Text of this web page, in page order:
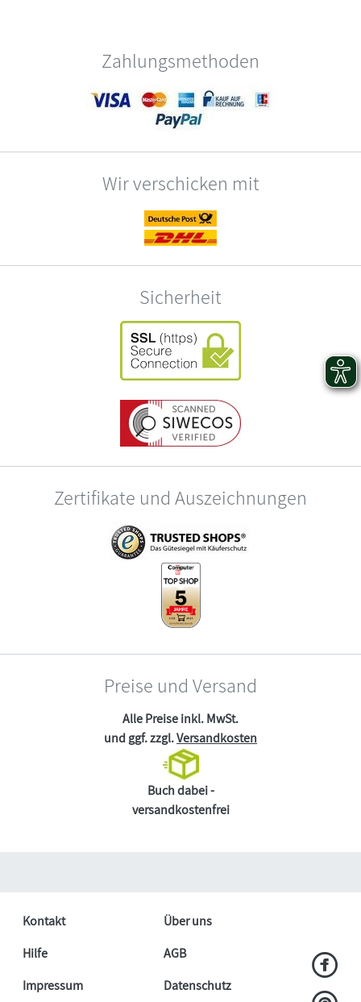
Zahlungsmethoden
Wir verschicken mit
Sicherheit
Zertifikate und Auszeichnungen
Preise und Versand
Alle Preise inkl. MwSt.
und ggf. zzgl.Versandkosten
Buch dabei -
versandkostenfrei
Kontakt
Über uns
Hilfe
AGB
Impressum
Datenschutz